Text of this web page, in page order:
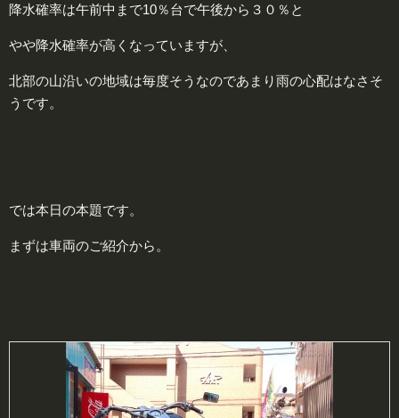
降水確率は午前中まで10％台で午後から３０％と
やや降水確率が高くなっていますが、
北部の山沿いの地域は毎度そうなのであまり雨の心配はなさそ
うです。
では本日の本題です。
まずは車両のご紹介から。